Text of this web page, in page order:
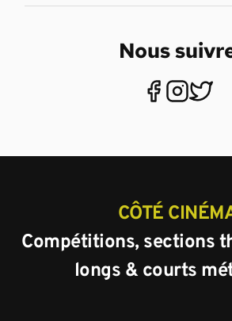
Nous
CÔTÉ
Compétitions, sections
longs & courts